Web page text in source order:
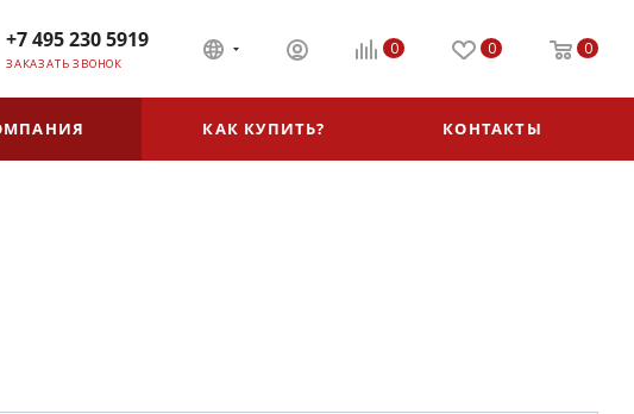
+7 495 230 5919
ЗАКАЗАТЬ ЗВОНОК
0 0 0
КАК КУПИТЬ? КОНТАКТЫ